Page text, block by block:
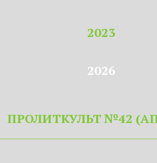
2023
2026
ПРОЛИТКУЛЬТ №42